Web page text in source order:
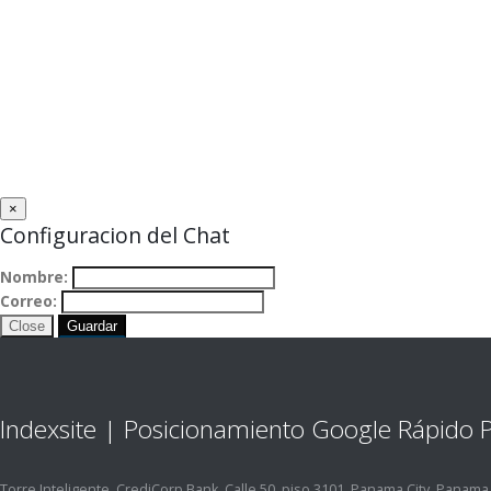
×
Configuracion del Chat
Nombre:
Correo:
Close Guardar
Indexsite | Posicionamiento Google Rápido